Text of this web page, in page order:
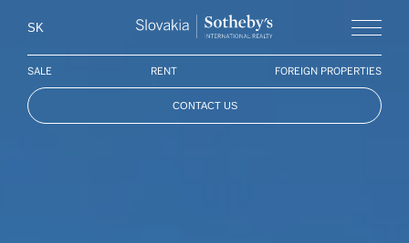
Slovakia
SK
SALE RENT FOREIGN PROPERTIES
CONTACT US